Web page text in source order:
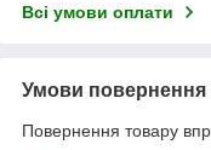
Всі умови оплати
Умови повернення
Повернення товару